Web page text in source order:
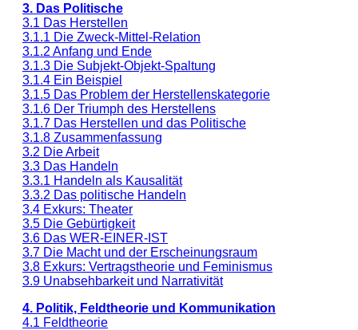
3. Das Politische
3.1 Das Herstellen
3.1.1 Die Zweck-Mittel-Relation
3.1.2 Anfang und Ende
3.1.3 Die Subjekt-Objekt-Spaltung
3.1.4 Ein Beispiel
3.1.5 Das Problem der Herstellenskategorie
3.1.6 Der Triumph des Herstellens
3.1.7 Das Herstellen und das Politische
3.1.8 Zusammenfassung
3.2 Die Arbeit
3.3 Das Handeln
3.3.1 Handeln als Kausalität
3.3.2 Das politische Handeln
3.4 Exkurs: Theater
3.5 Die Gebürtigkeit
3.6 Das WER-EINER-IST
3.7 Die Macht und der Erscheinungsraum
3.8 Exkurs: Vertragstheorie und Feminismus
3.9 Unabsehbarkeit und Narrativität
4. Politik, Feldtheorie und Kommunikation
4.1 Feldtheorie